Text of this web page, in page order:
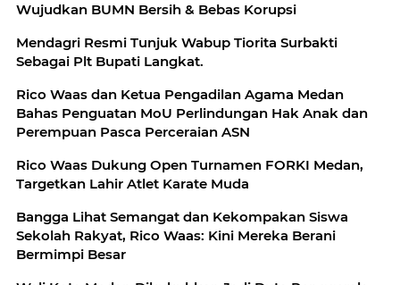
Wujudkan BUMN Bersih & Bebas Korupsi
Mendagri Resmi Tunjuk Wabup Tiorita Surbakti
Sebagai Plt Bupati Langkat.
Rico Waas dan Ketua Pengadilan Agama Medan
Bahas Penguatan MoU Perlindungan Hak Anak dan
Perempuan Pasca Perceraian ASN
Rico Waas Dukung Open Turnamen FORKI Medan,
Targetkan Lahir Atlet Karate Muda
Bangga Lihat Semangat dan Kekompakan Siswa
Sekolah Rakyat, Rico Waas: Kini Mereka Berani
Bermimpi Besar